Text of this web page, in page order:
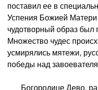
поставил ее в
Успения Божией
чудотворный образ был
Множество чудес
усмирялись мятежи,
победы над
Богородице Дево,